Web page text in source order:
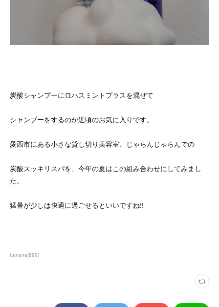
炭酸シャンプーにロハスミントプラスを混ぜて
シャンプーをするのが近頃のお気に入りです。
愛西市にある小さな貸し切り美容室、じゃらんじゃらんでの
炭酸スッキリスパを、今年の夏はこの組み合わせにしてみまし
た。
猛暑が少しは快適に過ごせるといいですね‼
banana(890)